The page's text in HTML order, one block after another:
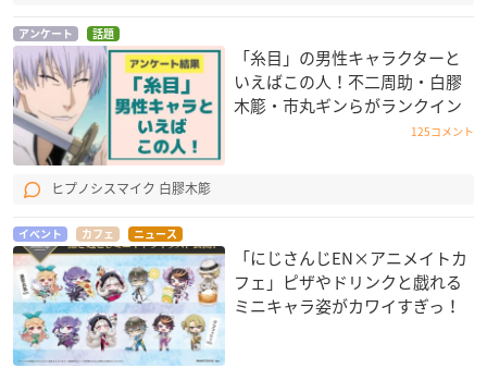
アンケート 話題
「糸目」の男性キャラクターと
いえばこの人！不二周助・白膠
木簓・市丸ギンらがランクイン
125コメント
ヒプノシスマイク 白膠木簓
イベント カフェ ニュース
「にじさんじEN×アニメイトカ
フェ」ピザやドリンクと戯れる
ミニキャラ姿がカワイすぎっ！